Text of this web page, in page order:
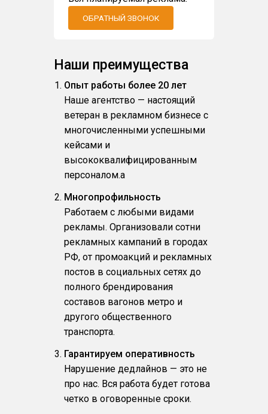
ОБРАТНЫЙ ЗВОНОК
Наши преимущества
Опыт работы более 20 лет
Наше агентство — настоящий
ветеран в рекламном бизнесе с
многочисленными успешными
кейсами и
высококвалифицированным
персоналом.a
Многопрофильность
Работаем с любыми видами
рекламы. Организовали сотни
рекламных кампаний в городах
РФ, от промоакций и рекламных
постов в социальных сетях до
полного брендирования
составов вагонов метро и
другого общественного
транспорта.
Гарантируем оперативность
Нарушение дедлайнов — это не
про нас. Вся работа будет готова
четко в оговоренные сроки.